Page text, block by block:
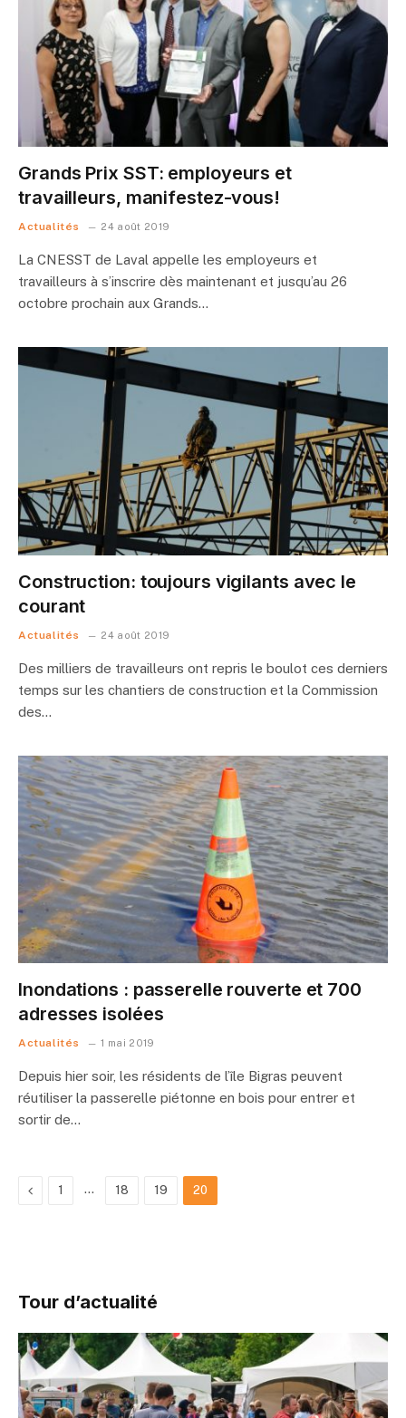
Grands Prix SST: employeurs et
travailleurs, manifestez-vous!
Actualités 24 août 2019
La CNESST de Laval appelle les employeurs et
travailleurs à s’inscrire dès maintenant et jusqu’au 26
octobre prochain aux Grands…
Construction: toujours vigilants avec le
courant
Actualités 24 août 2019
Des milliers de travailleurs ont repris le boulot ces derniers
temps sur les chantiers de construction et la Commission
des…
Inondations : passerelle rouverte et 700
adresses isolées
Actualités 1 mai 2019
Depuis hier soir, les résidents de l’île Bigras peuvent
réutiliser la passerelle piétonne en bois pour entrer et
sortir de…
Previous
1 … 18 19 20
Tour d’actualité